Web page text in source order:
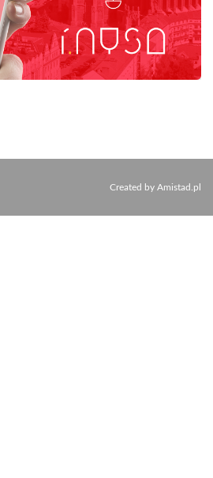
Created by Amistad.pl